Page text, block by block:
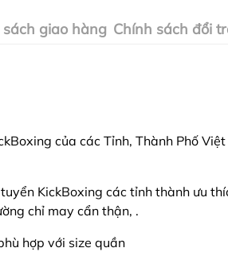
sách giao hàng Chính sách đổi
của các Tỉnh, Thành Phố
KickBoxing các tỉnh thành ưu
chỉ may cẩn thận, .
hợp với size quần